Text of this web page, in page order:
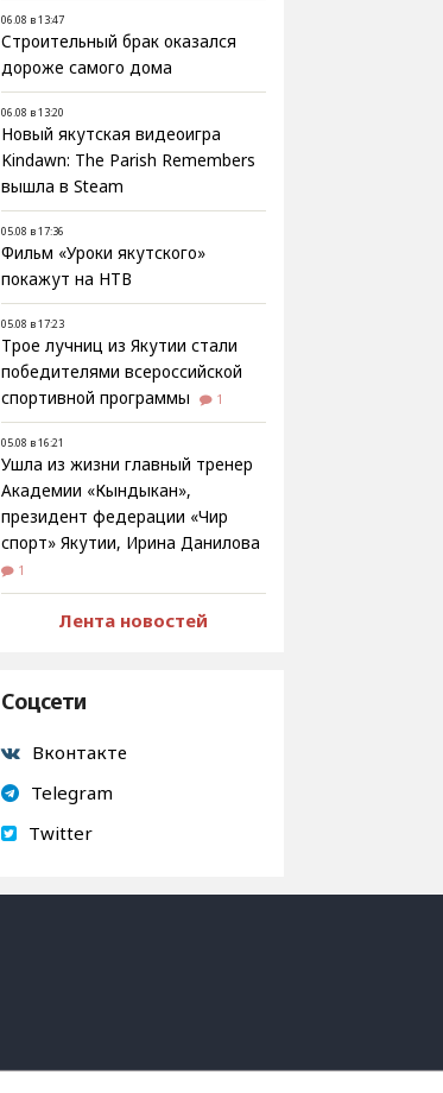
06.08 в 13:47
Строительный брак оказался
дороже самого дома
06.08 в 13:20
Новый якутская видеоигра
Kindawn: The Parish Remembers
вышла в Steam
05.08 в 17:36
Фильм «Уроки якутского»
покажут на НТВ
05.08 в 17:23
Трое лучниц из Якутии стали
победителями всероссийской
спортивной программы
1
05.08 в 16:21
Ушла из жизни главный тренер
Академии «Кындыкан»,
президент федерации «Чир
спорт» Якутии, Ирина Данилова
1
Лента новостей
Соцсети
Вконтакте
Telegram
Twitter